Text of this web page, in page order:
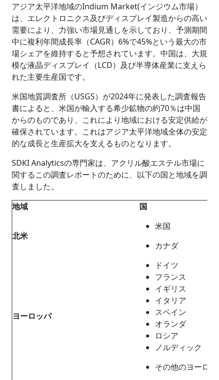
アジア太平洋地域のIndium Market(インジウム市場）
は、エレクトロニクス及びディスプレイ製造からの高い
需要により、力強い市場見通しを示しており、予測期間
中に複利年間成長率（CAGR）6%で45%という最大の市
場シェアを維持すると予想されています。中国は、大規
模な液晶ディスプレイ（LCD）及び半導体産業に支えら
れた主要生産国です。
米国地質調査所（USGS）が2024年に発表した調査報告
書によると、米国が輸入する希少鉱物の約70％は中国
からのものであり、これにより地域における安定供給が
確保されています。これはアジア太平洋地域全体の安定
的な成長と生産拡大を支えるものとなります。
SDKI Analyticsの専門家は、アクリル酸エステル市場に
関するこの調査レポートのために、以下の国と地域を調
査しました。
地域
国
北米
米国
カナダ
ヨーロッパ
ドイツ
フランス
イギリス
イタリア
スペイン
オランダ
ロシア
ノルディック
その他のヨーロ